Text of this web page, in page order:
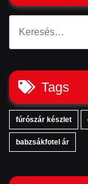
Tags
fúrószár készlet
babzsákfotel ár